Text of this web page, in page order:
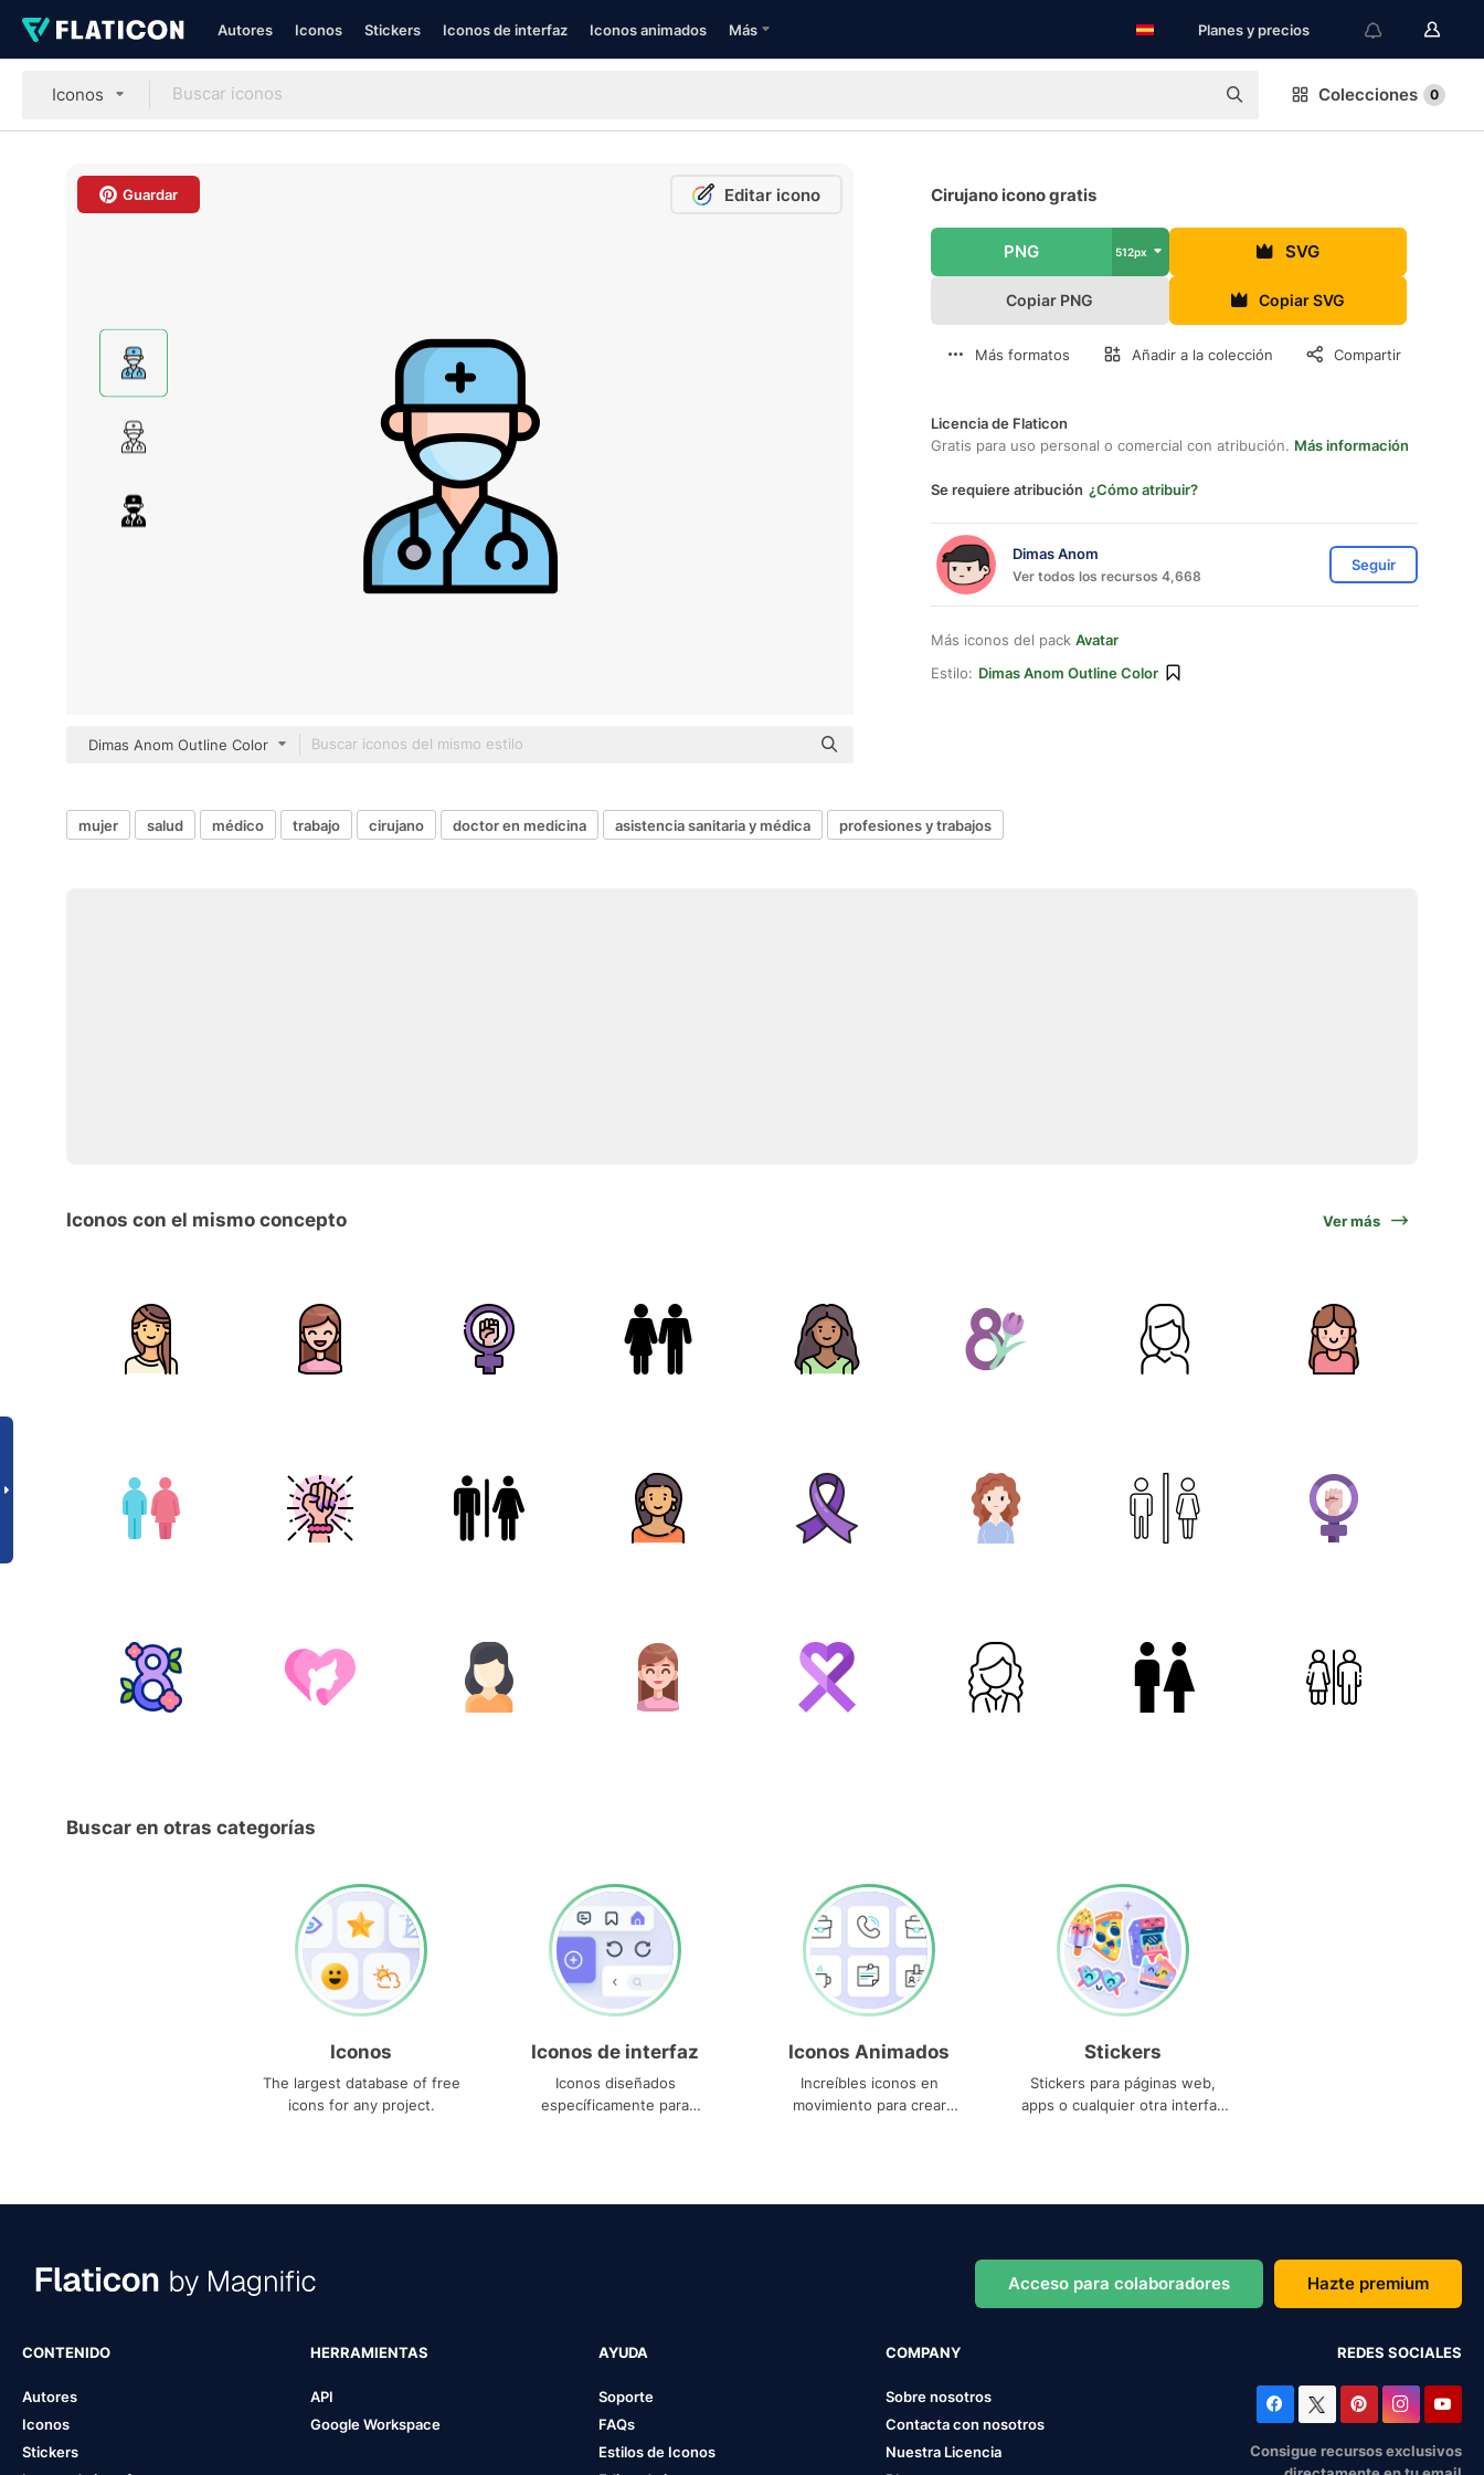
Autores Iconos Stickers Iconos de interfaz Iconos animados Más Planes y precios
Iconos Colecciones 0
Guardar Editar icono
Dimas Anom Outline Color
Cirujano icono gratis
PNG 512px SVG
Copiar PNG Copiar SVG
Más formatos Añadir a la colección Compartir
Licencia de Flaticon
Gratis para uso personal o comercial con atribución. Más información
Se requiere atribución ¿Cómo atribuir?
Dimas Anom
Ver todos los recursos 4,668
Seguir
Más iconos del pack Avatar
Estilo: Dimas Anom Outline Color
mujer salud médico trabajo cirujano doctor en medicina asistencia sanitaria y médica profesiones y trabajos
Iconos con el mismo concepto Ver más
Buscar en otras categorías
Iconos
The largest database of free
icons for any project.
Iconos de interfaz
Iconos diseñados
específicamente para
Iconos Animados
Increíbles iconos en
movimiento para crear
Stickers
Stickers para páginas web,
apps o cualquier otra interfaz
Acceso para colaboradores Hazte premium
CONTENIDO
Autores
Iconos
Stickers
HERRAMIENTAS
API
Google Workspace
AYUDA
Soporte
FAQs
Estilos de Iconos
COMPANY
Sobre nosotros
Contacta con nosotros
Nuestra Licencia
REDES SOCIALES
Consigue recursos exclusivos